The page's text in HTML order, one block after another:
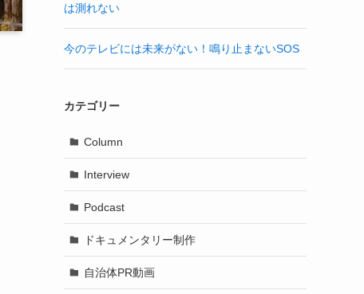
は測れない
今のテレビには未来がない！鳴り止まないSOS
カテゴリー
Column
Interview
Podcast
ドキュメンタリー制作
自治体PR動画